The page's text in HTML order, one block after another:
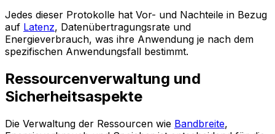
Jedes dieser Protokolle hat Vor- und Nachteile in Bezug
auf Latenz, Datenübertragungsrate und
Energieverbrauch, was ihre Anwendung je nach dem
spezifischen Anwendungsfall bestimmt.
Ressourcenverwaltung und
Sicherheitsaspekte
Die Verwaltung der Ressourcen wie Bandbreite,